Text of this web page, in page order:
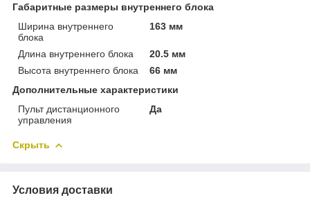
Габаритные размеры внутреннего блока
Ширина внутреннего
блока
163 мм
Длина внутреннего блока
20.5 мм
Высота внутреннего блока
66 мм
Дополнительные характеристики
Пульт дистанционного
управления
Да
Скрыть
Условия доставки